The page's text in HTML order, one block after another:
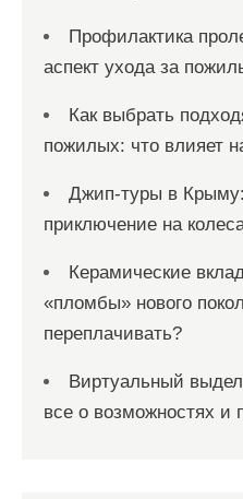
Профилактика
аспект ухода за
Как выбрать
пожилых: что влияет
Джип-туры в
приключение на
Керамические
«пломбы» нового
переплачивать?
Виртуальный
все о возможностях и